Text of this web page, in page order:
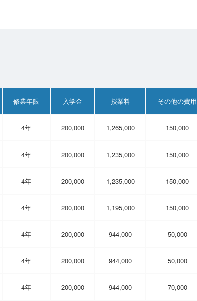
修業年限 入学金 授業料 その他の費用
4年 200,000 1,265,000 150,000
4年 200,000 1,235,000 150,000
4年 200,000 1,235,000 150,000
4年 200,000 1,195,000 150,000
4年 200,000 944,000 50,000
4年 200,000 944,000 50,000
4年 200,000 944,000 70,000